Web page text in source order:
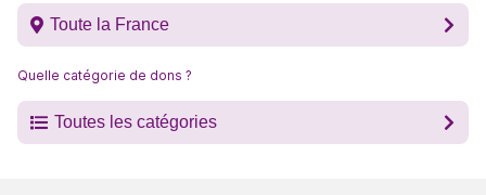
Toute la France
Quelle catégorie de dons ?
Toutes les catégories